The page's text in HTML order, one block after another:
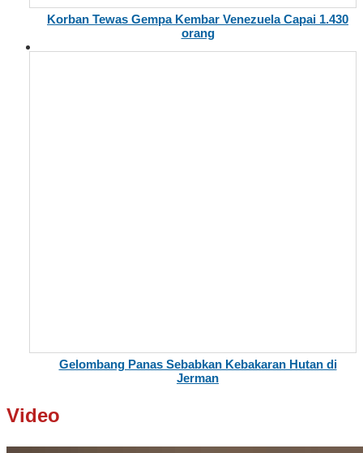
Korban Tewas Gempa Kembar Venezuela Capai 1.430
orang
Gelombang Panas Sebabkan Kebakaran Hutan di
Jerman
Video